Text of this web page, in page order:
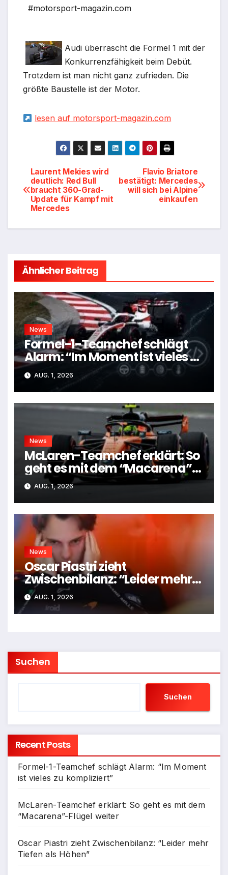
#motorsport-magazin.com
Audi überrascht die Formel 1 mit der
Konkurrenzfähigkeit beim Debüt.
Trotzdem ist man nicht ganz zufrieden. Die
größte Baustelle ist der Motor.
lesen auf motorsport-magazin.com
BeitragsnavigationFlavio Briatore
bestätigt: Mercedes
will sich bei Alpine
einkaufen
Laurent Mekies wird
deutlich: Red Bull
braucht 360-Grad-
Update für Kampf mit
Mercedes
Ähnlicher Beitrag
News
Formel-1-Teamchef schlägt
Alarm: “Im Moment ist vieles zu
kompliziert”
AUG. 1, 2026
News
McLaren-Teamchef erklärt: So
geht es mit dem “Macarena”-
Flügel weiter
AUG. 1, 2026
News
Oscar Piastri zieht
Zwischenbilanz: “Leider mehr
Tiefen als Höhen”
AUG. 1, 2026
Suchen
Suchen
Recent Posts
Formel-1-Teamchef schlägt Alarm: “Im Moment
ist vieles zu kompliziert”
McLaren-Teamchef erklärt: So geht es mit dem
“Macarena”-Flügel weiter
Oscar Piastri zieht Zwischenbilanz: “Leider mehr
Tiefen als Höhen”